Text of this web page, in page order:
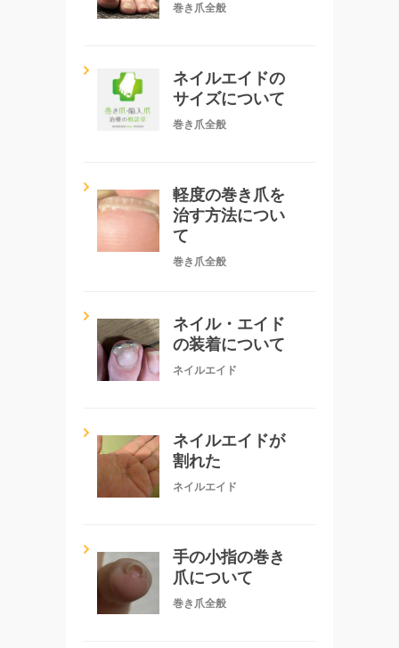
巻き爪全般
ネイルエイドの
サイズについて
巻き爪全般
軽度の巻き爪を
治す方法につい
て
巻き爪全般
ネイル・エイド
の装着について
ネイルエイド
ネイルエイドが
割れた
ネイルエイド
手の小指の巻き
爪について
巻き爪全般